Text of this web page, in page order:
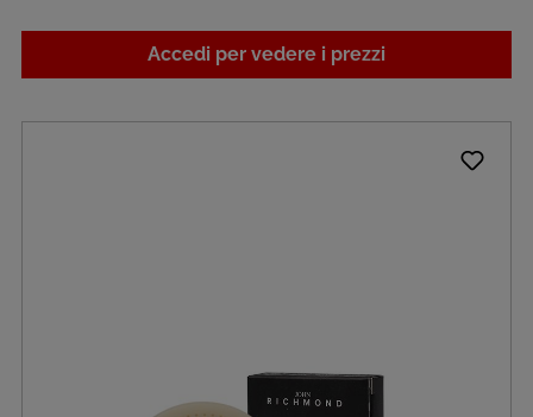
Accedi per vedere i prezzi